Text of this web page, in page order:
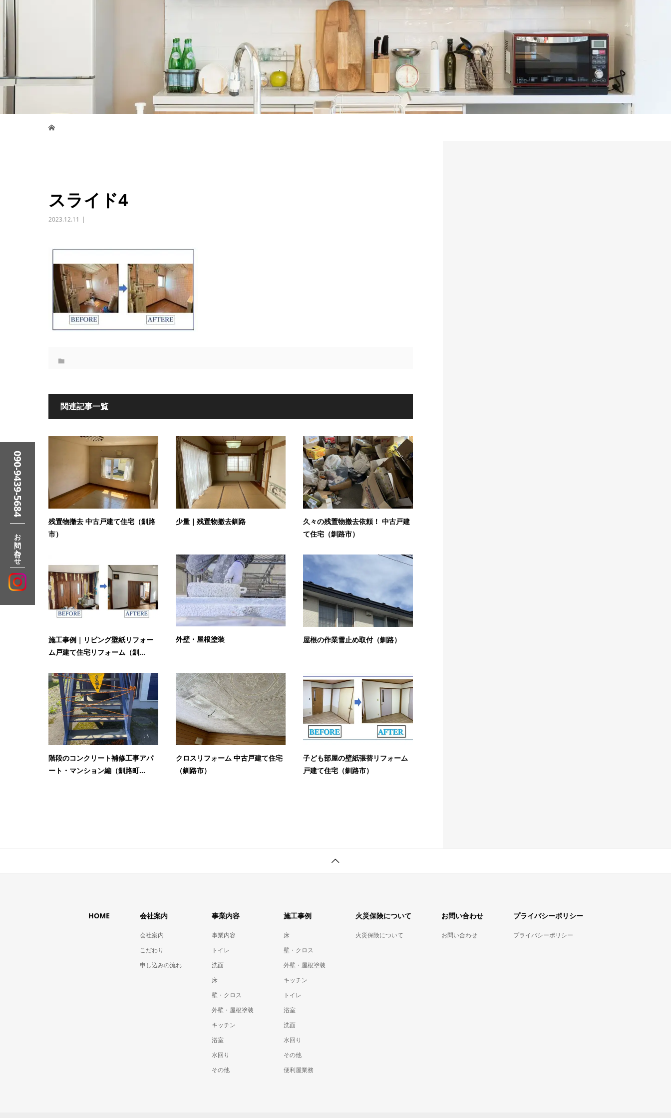
スライド4
2023.12.11
関連記事一覧
残置物撤去 中古戸建て住宅（釧路
市）
少量｜残置物撤去釧路
久々の残置物撤去依頼！ 中古戸建
て住宅（釧路市）
施工事例｜リビング壁紙リフォー
ム戸建て住宅リフォーム（釧...
外壁・屋根塗装 屋根の作業雪止め取付（釧路）
階段のコンクリート補修工事アパ
ート・マンション編（釧路町...
クロスリフォーム 中古戸建て住宅
（釧路市）
子ども部屋の壁紙張替リフォーム
戸建て住宅（釧路市）
HOME 会社案内
会社案内
こだわり
申し込みの流れ
事業内容
事業内容
トイレ
洗面
床
壁・クロス
外壁・屋根塗装
キッチン
浴室
水回り
その他
施工事例
床
壁・クロス
外壁・屋根塗装
キッチン
トイレ
浴室
洗面
水回り
その他
便利屋業務
火災保険について
火災保険について
お問い合わせ
お問い合わせ
プライバシーポリシー
プライバシーポリシー
090-9439-5684
お問い合わせ